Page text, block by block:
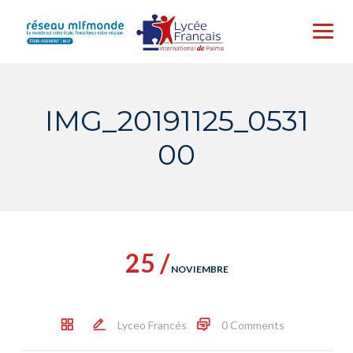
content
IMG_20191125_0531
00
25 / NOVIEMBRE
Lyceo Francés 0 Comments